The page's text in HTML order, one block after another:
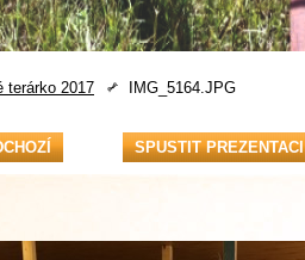
terárko 2017 IMG_5164.JPG
SPUSTIT PREZENTACI